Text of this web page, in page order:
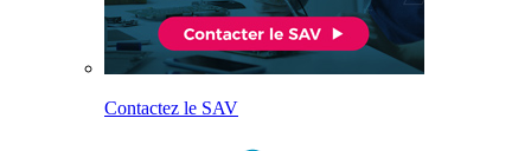
Contactez le SAV